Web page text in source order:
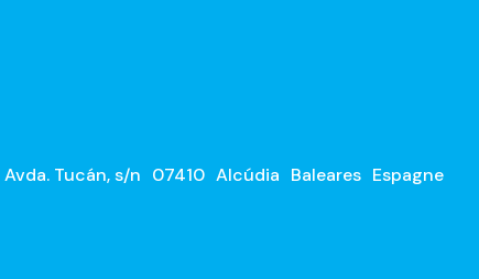
Avda. Tucán, s/n 07410 Alcúdia Baleares Espagne